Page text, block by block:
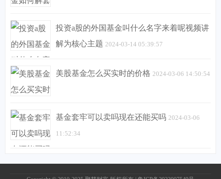
投资a股的外国基金叫什么名字来着呢视频讲
解为核心主题 2024-03-14 05:39:57
美股基金怎么买实时的价格 2024-03-06 14:50:54
基金套牢可以卖吗现在还能买吗 2024-03-06
11:52:34